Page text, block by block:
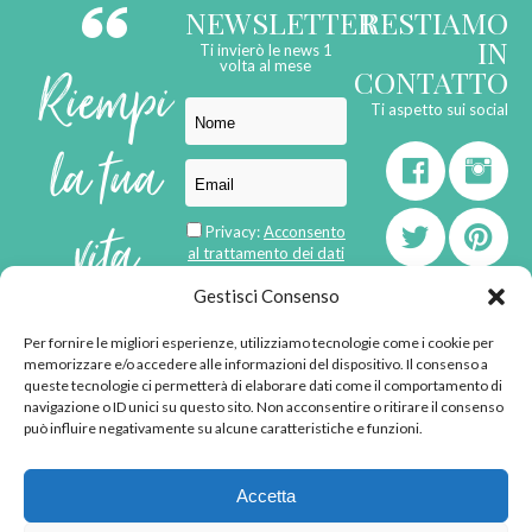
Gestisci Consenso
Per fornire le migliori esperienze, utilizziamo tecnologie come i cookie per
memorizzare e/o accedere alle informazioni del dispositivo. Il consenso a
queste tecnologie ci permetterà di elaborare dati come il comportamento di
navigazione o ID unici su questo sito. Non acconsentire o ritirare il consenso
può influire negativamente su alcune caratteristiche e funzioni.
Accetta
Riempi
la tua
vita
di
emozioni
NEWSLETTER
Ti invierò le news 1
volta al mese
Privacy:Acconsento
al trattamento dei dati
RESTIAMO
IN
CONTATTO
Ti aspetto sui social
born inMaMaStudiOs